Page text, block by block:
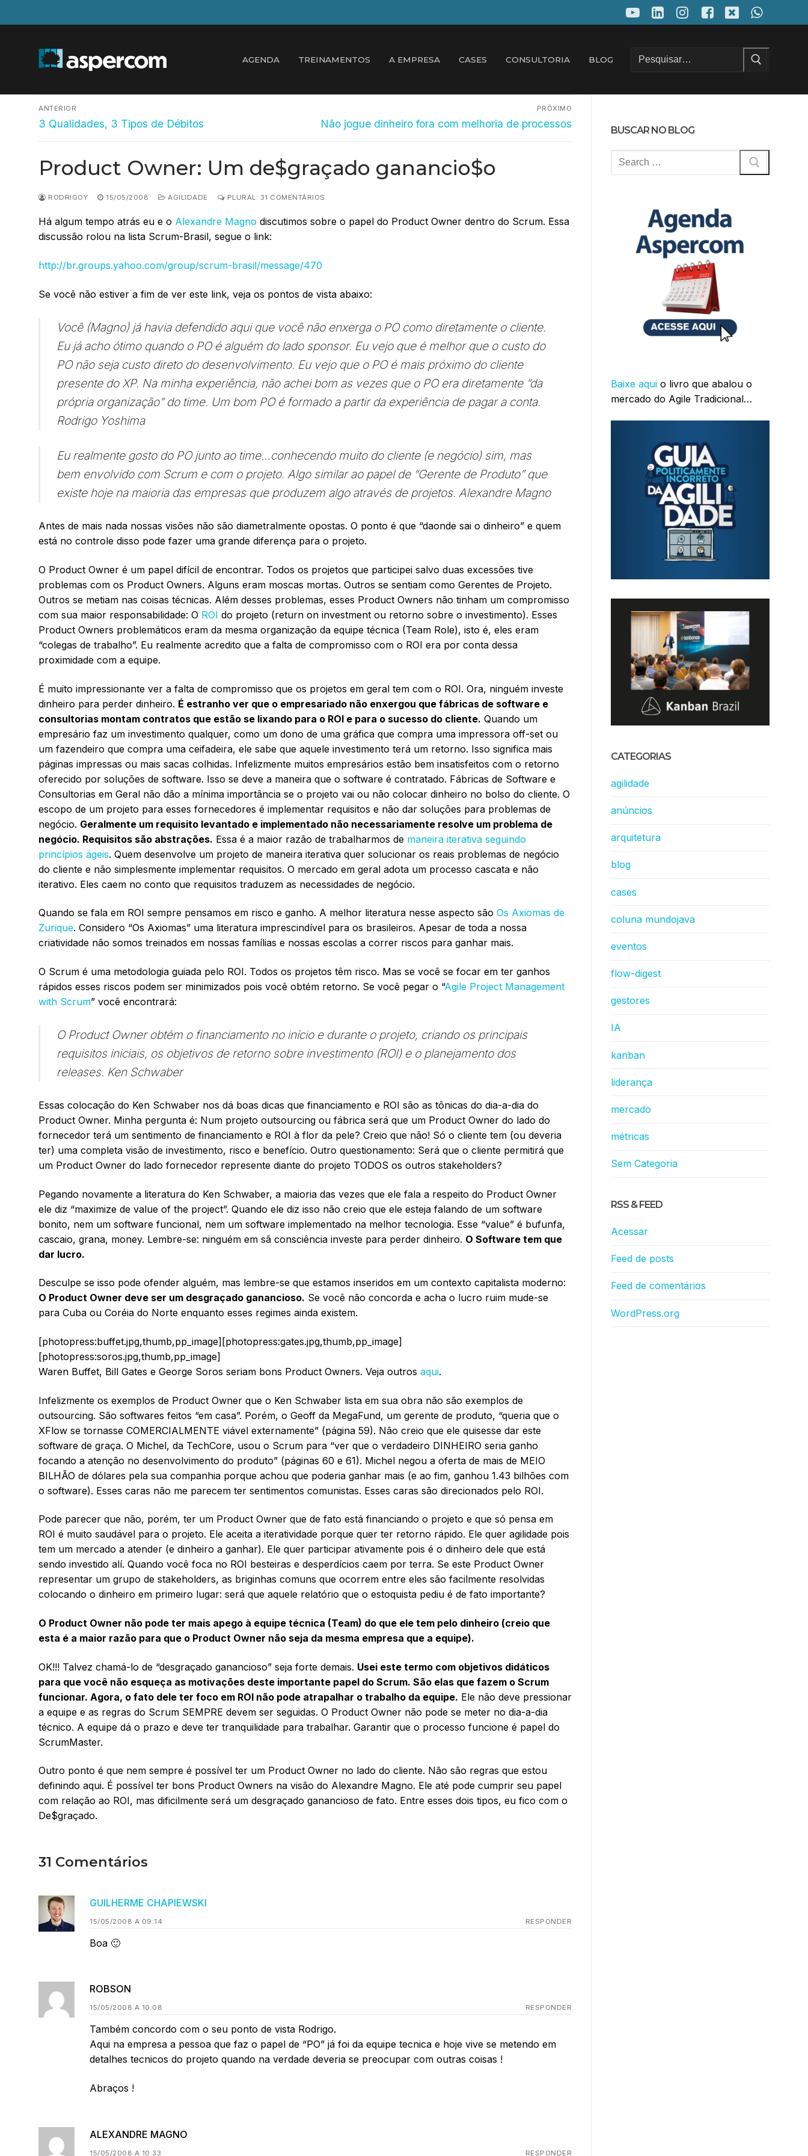
para
conteúdo
AGENDA TREINAMENTOS A EMPRESA CASES CONSULTORIA BLOG
Pesquisar
por:
Navegação
de
Post
ANTERIOR
Post
3 Qualidades, 3 Tipos de Débitos
PRÓXIMO
Próximo
Não jogue dinheiro fora com melhoria de processos
Product Owner: Um de$graçado ganancio$o
RODRIGOY 15/05/2008 AGILIDADE PLURAL: 31 COMENTÁRIOS
Há algum tempo atrás eu e o Alexandre Magno discutimos sobre o papel do Product Owner dentro do Scrum. Essa
discussão rolou na lista Scrum-Brasil, segue o link:
http://br.groups.yahoo.com/group/scrum-brasil/message/470
Se você não estiver a fim de ver este link, veja os pontos de vista abaixo:
Você (Magno) já havia defendido aqui que você não enxerga o PO como diretamente o cliente.
Eu já acho ótimo quando o PO é alguém do lado sponsor. Eu vejo que é melhor que o custo do
PO não seja custo direto do desenvolvimento. Eu vejo que o PO é mais próximo do cliente
presente do XP. Na minha experiência, não achei bom as vezes que o PO era diretamente “da
própria organização” do time. Um bom PO é formado a partir da experiência de pagar a conta.
Rodrigo Yoshima
Eu realmente gosto do PO junto ao time…conhecendo muito do cliente (e negócio) sim, mas
bem envolvido com Scrum e com o projeto. Algo similar ao papel de “Gerente de Produto” que
existe hoje na maioria das empresas que produzem algo através de projetos. Alexandre Magno
Antes de mais nada nossas visões não são diametralmente opostas. O ponto é que “daonde sai o dinheiro” e quem
está no controle disso pode fazer uma grande diferença para o projeto.
O Product Owner é um papel difícil de encontrar. Todos os projetos que participei salvo duas excessões tive
problemas com os Product Owners. Alguns eram moscas mortas. Outros se sentiam como Gerentes de Projeto.
Outros se metiam nas coisas técnicas. Além desses problemas, esses Product Owners não tinham um compromisso
com sua maior responsabilidade: O ROI do projeto (return on investment ou retorno sobre o investimento). Esses
Product Owners problemáticos eram da mesma organização da equipe técnica (Team Role), isto é, eles eram
“colegas de trabalho”. Eu realmente acredito que a falta de compromisso com o ROI era por conta dessa
proximidade com a equipe.
É muito impressionante ver a falta de compromisso que os projetos em geral tem com o ROI. Ora, ninguém investe
dinheiro para perder dinheiro. É estranho ver que o empresariado não enxergou que fábricas de software e
consultorias montam contratos que estão se lixando para o ROI e para o sucesso do cliente. Quando um
empresário faz um investimento qualquer, como um dono de uma gráfica que compra uma impressora off-set ou
um fazendeiro que compra uma ceifadeira, ele sabe que aquele investimento terá um retorno. Isso significa mais
páginas impressas ou mais sacas colhidas. Infelizmente muitos empresários estão bem insatisfeitos com o retorno
oferecido por soluções de software. Isso se deve a maneira que o software é contratado. Fábricas de Software e
Consultorias em Geral não dão a mínima importância se o projeto vai ou não colocar dinheiro no bolso do cliente. O
escopo de um projeto para esses fornecedores é implementar requisitos e não dar soluções para problemas de
negócio. Geralmente um requisito levantado e implementado não necessariamente resolve um problema de
negócio. Requisitos são abstrações. Essa é a maior razão de trabalharmos de maneira iterativa seguindo
princípios ágeis. Quem desenvolve um projeto de maneira iterativa quer solucionar os reais problemas de negócio
do cliente e não simplesmente implementar requisitos. O mercado em geral adota um processo cascata e não
iterativo. Eles caem no conto que requisitos traduzem as necessidades de negócio.
Quando se fala em ROI sempre pensamos em risco e ganho. A melhor literatura nesse aspecto são Os Axiomas de
Zurique. Considero “Os Axiomas” uma literatura imprescindível para os brasileiros. Apesar de toda a nossa
criatividade não somos treinados em nossas famílias e nossas escolas a correr riscos para ganhar mais.
O Scrum é uma metodologia guiada pelo ROI. Todos os projetos têm risco. Mas se você se focar em ter ganhos
rápidos esses riscos podem ser minimizados pois você obtém retorno. Se você pegar o “Agile Project Management
with Scrum” você encontrará:
O Product Owner obtém o financiamento no início e durante o projeto, criando os principais
requisitos iniciais, os objetivos de retorno sobre investimento (ROI) e o planejamento dos
releases. Ken Schwaber
Essas colocação do Ken Schwaber nos dá boas dicas que financiamento e ROI são as tônicas do dia-a-dia do
Product Owner. Minha pergunta é: Num projeto outsourcing ou fábrica será que um Product Owner do lado do
fornecedor terá um sentimento de financiamento e ROI à flor da pele? Creio que não! Só o cliente tem (ou deveria
ter) uma completa visão de investimento, risco e benefício. Outro questionamento: Será que o cliente permitirá que
um Product Owner do lado fornecedor represente diante do projeto TODOS os outros stakeholders?
Pegando novamente a literatura do Ken Schwaber, a maioria das vezes que ele fala a respeito do Product Owner
ele diz “maximize de value of the project”. Quando ele diz isso não creio que ele esteja falando de um software
bonito, nem um software funcional, nem um software implementado na melhor tecnologia. Esse “value” é bufunfa,
cascaio, grana, money. Lembre-se: ninguém em sã consciência investe para perder dinheiro. O Software tem que
dar lucro.
Desculpe se isso pode ofender alguém, mas lembre-se que estamos inseridos em um contexto capitalista moderno:
O Product Owner deve ser um desgraçado ganancioso. Se você não concorda e acha o lucro ruim mude-se
para Cuba ou Coréia do Norte enquanto esses regimes ainda existem.
[photopress:buffet.jpg,thumb,pp_image][photopress:gates.jpg,thumb,pp_image]
[photopress:soros.jpg,thumb,pp_image]
Waren Buffet, Bill Gates e George Soros seriam bons Product Owners. Veja outros aqui.
Infelizmente os exemplos de Product Owner que o Ken Schwaber lista em sua obra não são exemplos de
outsourcing. São softwares feitos “em casa”. Porém, o Geoff da MegaFund, um gerente de produto, “queria que o
XFlow se tornasse COMERCIALMENTE viável externamente” (página 59). Não creio que ele quisesse dar este
software de graça. O Michel, da TechCore, usou o Scrum para “ver que o verdadeiro DINHEIRO seria ganho
focando a atenção no desenvolvimento do produto” (páginas 60 e 61). Michel negou a oferta de mais de MEIO
BILHÃO de dólares pela sua companhia porque achou que poderia ganhar mais (e ao fim, ganhou 1.43 bilhões com
o software). Esses caras não me parecem ter sentimentos comunistas. Esses caras são direcionados pelo ROI.
Pode parecer que não, porém, ter um Product Owner que de fato está financiando o projeto e que só pensa em
ROI é muito saudável para o projeto. Ele aceita a iteratividade porque quer ter retorno rápido. Ele quer agilidade pois
tem um mercado a atender (e dinheiro a ganhar). Ele quer participar ativamente pois é o dinheiro dele que está
sendo investido alí. Quando você foca no ROI besteiras e desperdícios caem por terra. Se este Product Owner
representar um grupo de stakeholders, as briginhas comuns que ocorrem entre eles são facilmente resolvidas
colocando o dinheiro em primeiro lugar: será que aquele relatório que o estoquista pediu é de fato importante?
O Product Owner não pode ter mais apego à equipe técnica (Team) do que ele tem pelo dinheiro (creio que
esta é a maior razão para que o Product Owner não seja da mesma empresa que a equipe).
OK!!! Talvez chamá-lo de “desgraçado ganancioso” seja forte demais. Usei este termo com objetivos didáticos
para que você não esqueça as motivações deste importante papel do Scrum. São elas que fazem o Scrum
funcionar. Agora, o fato dele ter foco em ROI não pode atrapalhar o trabalho da equipe. Ele não deve pressionar
a equipe e as regras do Scrum SEMPRE devem ser seguidas. O Product Owner não pode se meter no dia-a-dia
técnico. A equipe dá o prazo e deve ter tranquilidade para trabalhar. Garantir que o processo funcione é papel do
ScrumMaster.
Outro ponto é que nem sempre é possível ter um Product Owner no lado do cliente. Não são regras que estou
definindo aqui. É possível ter bons Product Owners na visão do Alexandre Magno. Ele até pode cumprir seu papel
com relação ao ROI, mas dificilmente será um desgraçado ganancioso de fato. Entre esses dois tipos, eu fico com o
De$graçado.
31 Comentários
GUILHERME CHAPIEWSKI
15/05/2008 A 09:14 RESPONDER
Boa 🙂
ROBSON
15/05/2008 A 10:08 RESPONDER
Também concordo com o seu ponto de vista Rodrigo.
Aqui na empresa a pessoa que faz o papel de “PO” já foi da equipe tecnica e hoje vive se metendo em
detalhes tecnicos do projeto quando na verdade deveria se preocupar com outras coisas !
Abraços !
ALEXANDRE MAGNO
15/05/2008 A 10:33 RESPONDER
BUSCAR NO BLOG
Pesquisar
por:
Baixe aqui o livro que abalou o
mercado do Agile Tradicional…
CATEGORIAS
agilidade
anúncios
arquitetura
blog
cases
coluna mundojava
eventos
flow-digest
gestores
IA
kanban
liderança
mercado
métricas
Sem Categoria
RSS & FEED
Acessar
Feed de posts
Feed de comentários
WordPress.org